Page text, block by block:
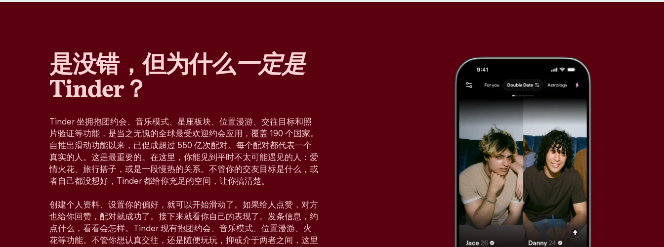
是没错，但为什么一定是
Tinder？
Tinder 坐拥抱团约会、音乐模式、星座板块、位置漫游、交往目标和照
片验证等功能，是当之无愧的全球最受欢迎约会应用，覆盖 190 个国家。
自推出滑动功能以来，已促成超过 550 亿次配对。每个配对都代表一个
真实的人。这是最重要的。在这里，你能见到平时不太可能遇见的人：爱
情火花、旅行搭子，或是一段慢热的关系。不管你的交友目标是什么，或
者自己都没想好，Tinder 都给你充足的空间，让你搞清楚。
创建个人资料、设置你的偏好，就可以开始滑动了。如果给人点赞，对方
也给你回赞，配对就成功了。接下来就看你自己的表现了。发条信息，约
点什么，看看会怎样。Tinder 现有抱团约会、音乐模式、位置漫游、火
花等功能。不管你想认真交往，还是随便玩玩，抑或介于两者之间，这里